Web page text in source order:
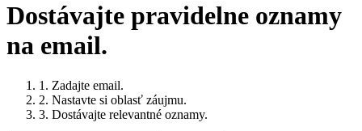
Dostávajte pravidelne oznamy
na email.
1. Zadajte email.
2. Nastavte si oblasť záujmu.
3. Dostávajte relevantné oznamy.